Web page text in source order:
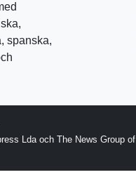
spanska,
Lda och The News Group of